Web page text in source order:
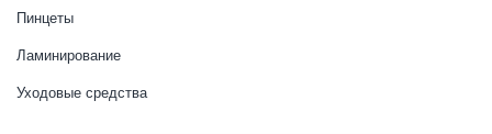
Пинцеты
Ламинирование
Уходовые средства